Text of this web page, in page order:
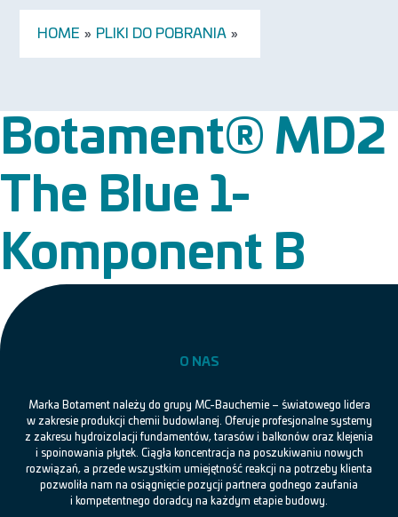
HOME » PLIKI DO POBRANIA »
Botament® MD2
The Blue 1-
Komponent B
O NAS
Marka Botament należy do grupy MC-Bauchemie – światowego lidera
w zakresie produkcji chemii budowlanej. Oferuje profesjonalne systemy
z zakresu hydroizolacji fundamentów, tarasów i balkonów oraz klejenia
i spoinowania płytek. Ciągła koncentracja na poszukiwaniu nowych
rozwiązań, a przede wszystkim umiejętność reakcji na potrzeby klienta
pozwoliła nam na osiągnięcie pozycji partnera godnego zaufania
i kompetentnego doradcy na każdym etapie budowy.